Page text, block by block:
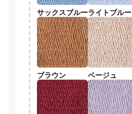
サックスブルーライトブルー
ブラウン ベージュ